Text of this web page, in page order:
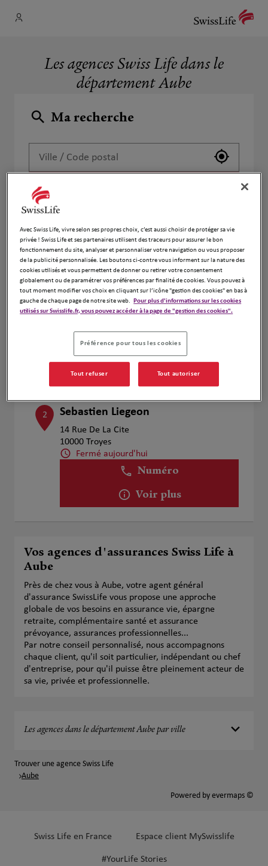
Les agences Swiss Life dans le
département Aube
Ma recherche
Utiliser
Liste Carte
1 ROBERT Jean-Charles
19 Voie Buée
10220 Assencières
Numéro
Voir plus
2 Sebastien Liegeon
14 Rue De La Cite
10000 Troyes
Fermé aujourd'hui
Numéro
Voir plus
Vos agences d'assurances Swiss Life à
Aube
Près de chez vous à Aube, votre agent général
d'assurance SwissLife vous propose une approche
globale de vos besoins en assurance vie, épargne
retraite, complémentaire santé et assurance
prévoyance, assurances professionnelles...
Par notre conseil personnalisé, nous accompagnons
chaque client, qu'il soit particulier, indépendant ou chef
d'entreprise, pour qu'il puisse être pleinement acteur de
sa vie, privée et professionnelle.
Les agences dans le département Aube par ville
Trouver une agence Swiss Life
Aube
Powered by evermaps ©
Swiss Life en France Espace client MySwisslife
#YourLife Stories
Avec Swiss Life, vivre selon ses propres choix, c’est aussi choisir de protéger sa vie
privée ! Swiss Life et ses partenaires utilisent des traceurs pour assurer le bon
fonctionnement du site, analyser et personnaliser votre navigation ou vous proposer
de la publicité personnalisée. Les boutons ci-contre vous informent sur la nature des
cookies utilisés et vous permettent de donner ou retirer votre consentement
globalement ou de paramétrer vos préférences par finalité de cookies. Vous pouvez à
tout moment modifier vos choix en cliquant sur l’icône "gestion des cookies" en bas à
gauche de chaque page de notre site web. Pour plus d'informations sur les cookies
utilisés sur Swisslife.fr, vous pouvez accéder à la page de "gestion des cookies".
Préférence pour tous les cookies
Tout refuser Tout autoriser